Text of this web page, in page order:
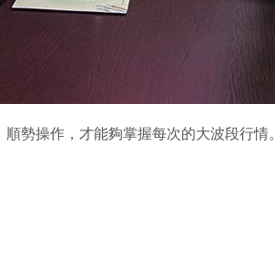
勢操作，才能夠掌握每次的大波段行情。